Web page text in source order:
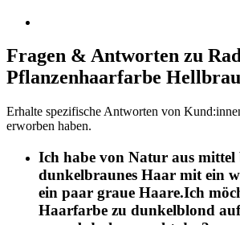
Fragen & Antworten zu
Pflanzenhaarfarbe
Erhalte spezifische Antworten von
erworben haben.
Ich habe von Natur aus mittel
dunkelbraunes Haar mit ein
ein paar graue Haare.Ich
Haarfarbe zu dunkelblond